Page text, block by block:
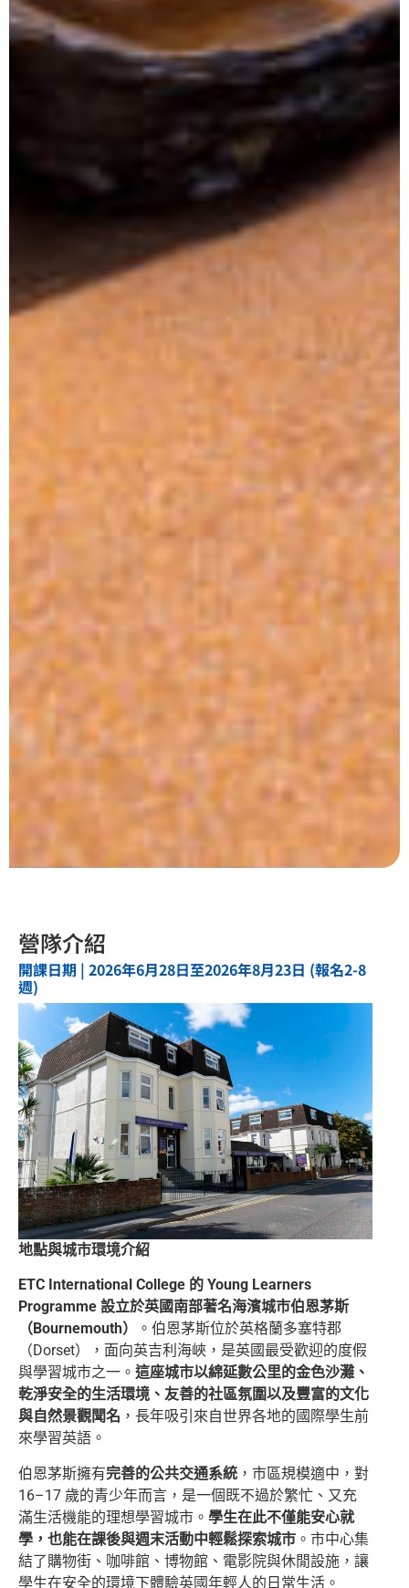
營隊介紹
開課日期 | 2026年6月28日至2026年8月23日 (報名2-8
週)
地點與城市環境介紹
ETC International College 的 Young Learners
Programme 設立於英國南部著名海濱城市伯恩茅斯
（Bournemouth）
。伯恩茅斯位於英格蘭多塞特郡
（Dorset），面向英吉利海峽，是英國最受歡迎的度假
與學習城市之一。 這座城市以綿延數公里的金色沙灘、
乾淨安全的生活環境、友善的社區氛圍以及豐富的文化
與自然景觀聞名 ，長年吸引來自世界各地的國際學生前
來學習英語。
伯恩茅斯擁有完善的公共交通系統 ，市區規模適中，對
16–17 歲的青少年而言，是一個既不過於繁忙、又充
滿生活機能的理想學習城市。 學生在此不僅能安心就
學，也能在課後與週末活動中輕鬆探索城市 。市中心集
結了購物街、咖啡館、博物館、電影院與休閒設施，讓
學生在安全的環境下體驗英國年輕人的日常生活。